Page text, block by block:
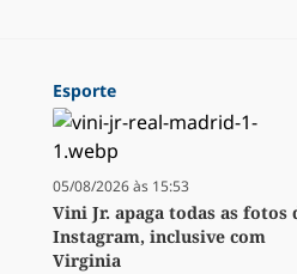
Esporte
05/08/2026 às 15:53
Vini Jr. apaga todas as fotos
Instagram, inclusive com
Virginia